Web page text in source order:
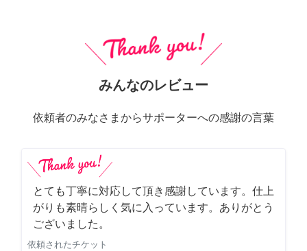
みんなのレビュー
依頼者のみなさまからサポーターへの感謝の言葉
とても丁寧に対応して頂き感謝しています。仕上
がりも素晴らしく気に入っています。ありがとう
ございました。
依頼されたチケット